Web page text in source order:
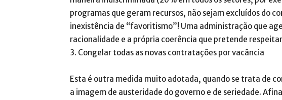
programas que geram recursos, não sejam excluídos do
inexistência de “favoritismo”! Uma administração que
racionalidade e a própria coerência que pretende
3. Congelar todas as novas contratações por vacância
Esta é outra medida muito adotada, quando se trata de
a imagem de austeridade do governo e de seriedade.